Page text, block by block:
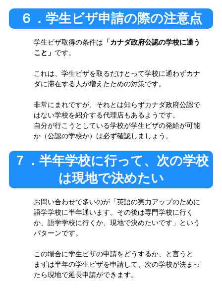
６．学生ビザ申請の際の注意点
学生ビザ取得の条件は 「カナダ政府公認の学校に通う
こと」 です。
これは、学生ビザを取るだけとって学校に通わずカナ
ダに滞在する人が増えたための対策です。
非常にまれですが、それとは知らずカナダ政府公認で
はない学校を紹介する代理店もあるようです。
自分が行こうとしている学校が学生ビザの発給が可能
か（公認の学校か）は必ず確認しましょう。
７．半年学校に行って、次の学校
は現地で決めたい
お問い合わせで多いのが「英語の実力アップのために
語学学校に半年通います。その後は専門学校に行く
か、語学学校に行くか、現地で決めたいです」という
パターンです。
この場合に学生ビザの申請をどうするか、と言うと
まずは半年の学生ビザを申請して、次の学校が決まっ
たら現地で延長申請ができます。